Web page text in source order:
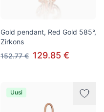
Gold pendant, Red Gold 585°,
Zirkons
152.77 € 129.85 €
Uusi